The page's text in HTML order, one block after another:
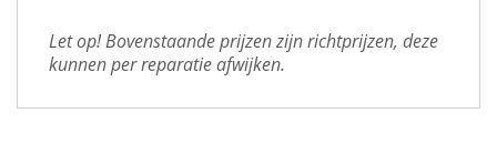
Let op! Bovenstaande prijzen zijn richtprijzen, deze
kunnen per reparatie afwijken.